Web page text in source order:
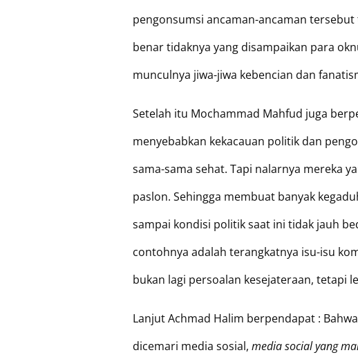
pengonsumsi ancaman-ancaman
benar tidaknya yang disampaikan para
munculnya jiwa-jiwa kebencian dan
Setelah itu Mochammad Mahfud juga
menyebabkan kekacauan politik dan
sama-sama sehat. Tapi nalarnya mereka
paslon. Sehingga membuat banyak
sampai kondisi politik saat ini tidak jauh
contohnya adalah terangkatnya isu-isu
bukan lagi persoalan kesejateraan, tetapi
Lanjut Achmad Halim berpendapat :
dicemari media sosial, media social yang